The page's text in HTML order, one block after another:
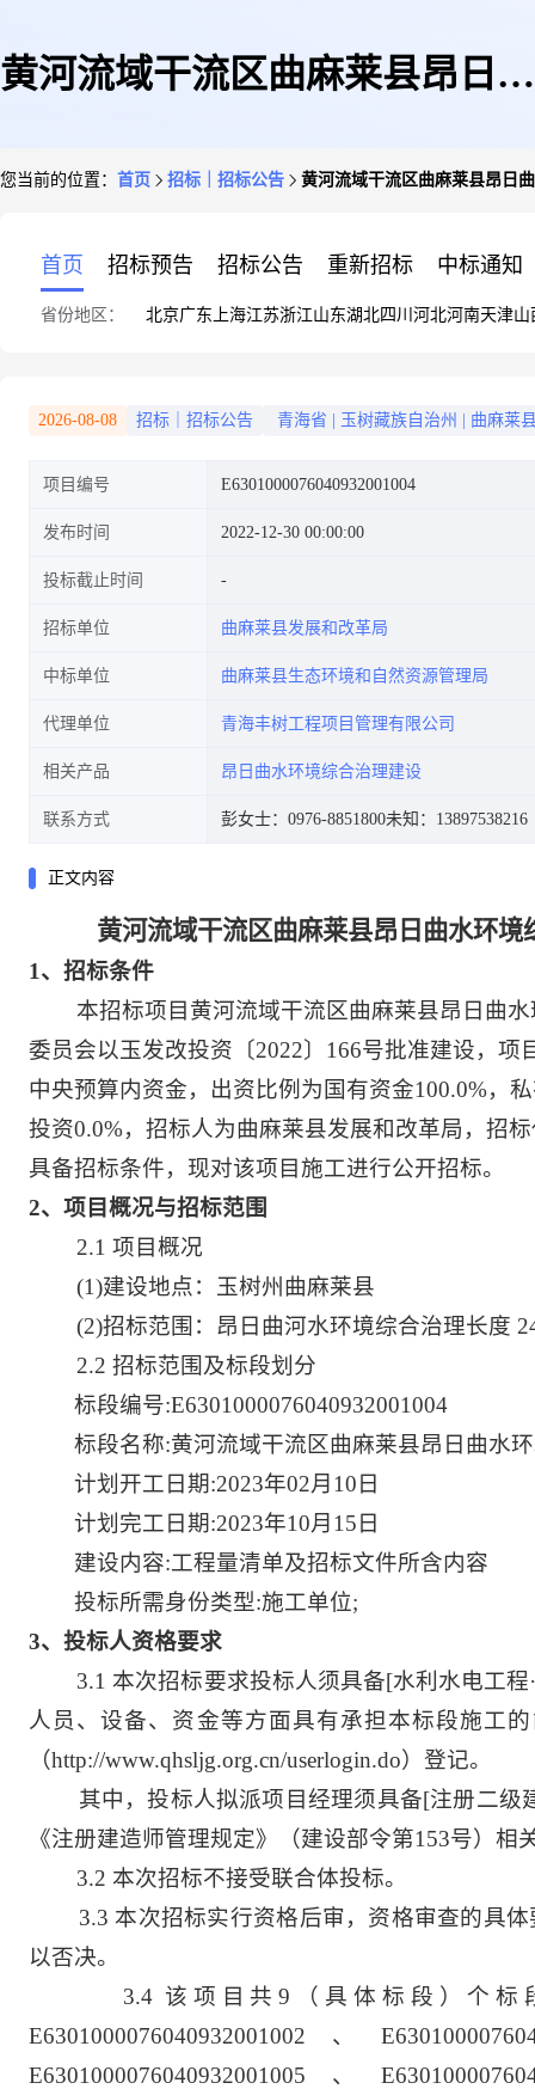
黄河流域干流区曲麻莱县昂日曲
您当前的位置： 首页 招标｜招标公告 黄河流域干流区曲麻莱县昂日
首页 招标预告 招标公告 重新招标 中标通知
省份地区： 北京广东 上海江苏浙江山东湖北四川 河北河南天津山
2026-08-08 招标｜招标公告 青海省 玉树藏族自治州 曲麻莱
项目编号 E6301000076040932001004
发布时间 2022-12-30 00:00:00
投标截止时间
招标单位 曲麻莱县发展和改革局
中标单位 曲麻莱县生态环境和自然资源管理局
代理单位 青海丰树工程项目管理有限公司
相关产品 昂日曲水环境综合治理建设
联系方式 彭女士：0976-8851800未知：13897538216
正文内容
黄河流域干流区曲麻莱县昂日曲水环境
1、招标条件
本招标项目黄河流域干流区曲麻莱县昂日曲
委员会以玉发改投资〔2022〕166号批准建设，
中央预算内资金，出资比例为国有资金100.0%，
投资0.0%，招标人为曲麻莱县发展和改革局，招
具备招标条件，现对该项目施工进行公开招标。
2、项目概况与招标范围
2.1 项目概况
(1)建设地点：玉树州曲麻莱县
(2)招标范围：昂日曲河水环境综合治理长度
2.2 招标范围及标段划分
标段编号:E6301000076040932001004
标段名称:黄河流域干流区曲麻莱县昂日曲水
计划开工日期:2023年02月10日
计划完工日期:2023年10月15日
建设内容:工程量清单及招标文件所含内容
投标所需身份类型:施工单位;
3、投标人资格要求
3.1 本次招标要求投标人须具备[水利水电工
人员、设备、资金等方面具有承担本标段施工
（http://www.qhsljg.org.cn/userlogin.do）登记。
其中，投标人拟派项目经理须具备[注册二级
《注册建造师管理规定》（建设部令第153号）相
3.2 本次招标不接受联合体投标。
3.3 本次招标实行资格后审，资格审查的具
以否决。
3.4 该项目共9（具体标段）个标段
E6301000076040932001002、
E6301000076040932001005、